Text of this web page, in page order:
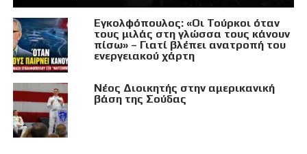
Εγκολφόπουλος: «Οι Τούρκοι όταν
τους μιλάς στη γλώσσα τους κάνουν
πίσω» – Γιατί βλέπει ανατροπή του
ενεργειακού χάρτη
Νέος Διοικητής στην αμερικανική
βάση της Σούδας